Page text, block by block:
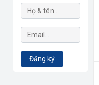
Đăng ký